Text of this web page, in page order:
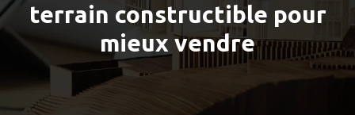
terrain constructible pour
mieux vendre